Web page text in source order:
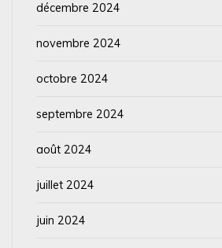
décembre 2024
novembre 2024
octobre 2024
septembre 2024
août 2024
juillet 2024
juin 2024